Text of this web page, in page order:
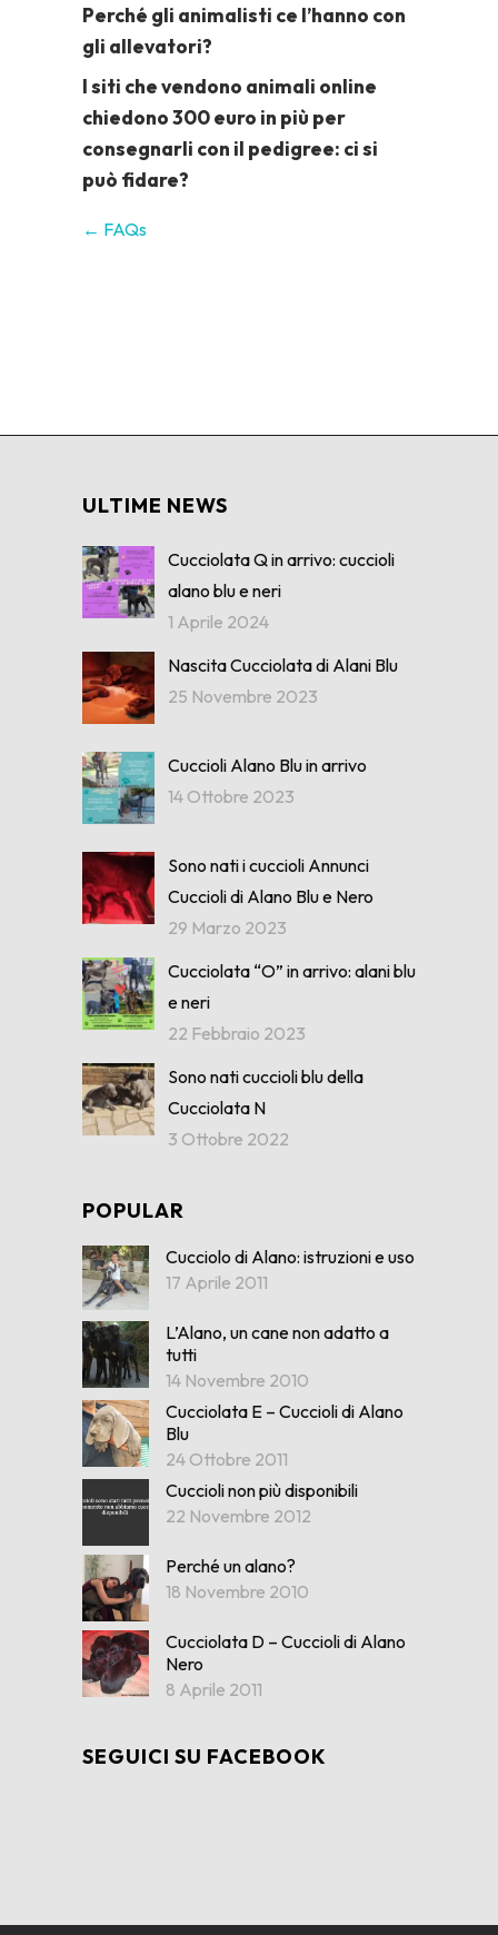
Perché gli animalisti ce l’hanno con
gli allevatori?
I siti che vendono animali online
chiedono 300 euro in più per
consegnarli con il pedigree: ci si
può fidare?
← FAQs
ULTIME NEWS
Cucciolata Q in arrivo: cuccioli
alano blu e neri
1 Aprile 2024
Nascita Cucciolata di Alani Blu
25 Novembre 2023
Cuccioli Alano Blu in arrivo
14 Ottobre 2023
Sono nati i cuccioli Annunci
Cuccioli di Alano Blu e Nero
29 Marzo 2023
Cucciolata “O” in arrivo: alani blu
e neri
22 Febbraio 2023
Sono nati cuccioli blu della
Cucciolata N
3 Ottobre 2022
POPULAR
Cucciolo di Alano: istruzioni e uso
17 Aprile 2011
L’Alano, un cane non adatto a
tutti
14 Novembre 2010
Cucciolata E – Cuccioli di Alano
Blu
24 Ottobre 2011
Cuccioli non più disponibili
22 Novembre 2012
Perché un alano?
18 Novembre 2010
Cucciolata D – Cuccioli di Alano
Nero
8 Aprile 2011
SEGUICI SU FACEBOOK